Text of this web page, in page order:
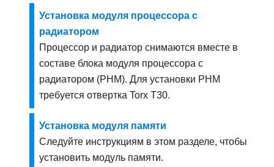
Установка модуля процессора с
радиатором
Процессор и радиатор снимаются вместе в
составе блока модуля процессора с
радиатором (PHM). Для установки PHM
требуется отвертка Torx T30.
Установка модуля памяти
Следуйте инструкциям в этом разделе, чтобы
установить модуль памяти.